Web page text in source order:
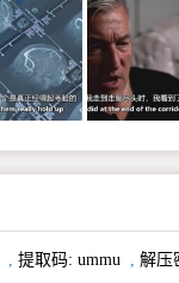
, 提取码:ummu , 解压